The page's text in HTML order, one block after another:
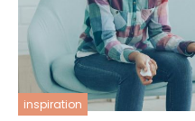
inspiration